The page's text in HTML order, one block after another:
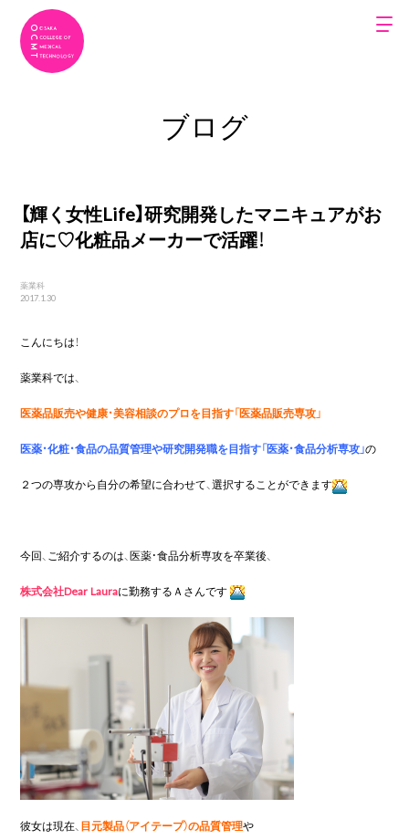
ブログ
【輝く女性Life】研究開発したマニキュアがお
店に♡化粧品メーカーで活躍！
薬業科
2017.1.30
こんにちは！
薬業科では、
医薬品販売や健康・美容相談のプロを目指す「医薬品販売専攻」
医薬・化粧・食品の品質管理や研究開発職を目指す「医薬・食品分析専攻」の
２つの専攻から自分の希望に合わせて、選択することができます
今回、ご紹介するのは、医薬・食品分析専攻を卒業後、
株式会社Dear Lauraに勤務するＡさんです
彼女は現在、 目元製品（アイテープ）の品質管理や